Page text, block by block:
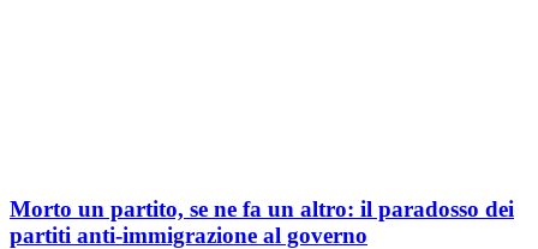
Morto un partito, se ne fa un altro: il paradosso dei
partiti anti-immigrazione al governo